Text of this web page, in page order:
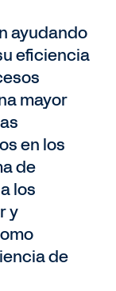
ayudando
eficiencia
mayor
en los
de
los
y
de